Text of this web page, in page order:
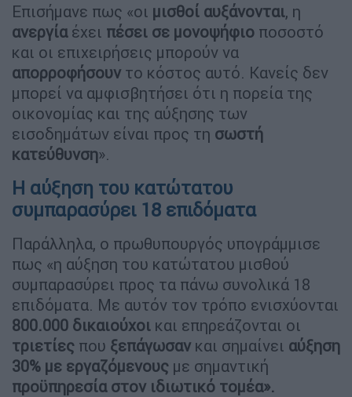
Επισήμανε πως «οι μισθοί αυξάνονται, η
ανεργίαέχει πέσει σε μονοψήφιο ποσοστό
και οι επιχειρήσεις μπορούν να
απορροφήσουν το κόστος αυτό. Κανείς δεν
μπορεί να αμφισβητήσει ότι η πορεία της
οικονομίας και της αύξησης των
εισοδημάτων είναι προς τη σωστή
κατεύθυνση».
Η αύξηση του κατώτατου
συμπαρασύρει 18 επιδόματα
Παράλληλα, ο πρωθυπουργός υπογράμμισε
πως «η αύξηση του κατώτατου μισθού
συμπαρασύρει προς τα πάνω συνολικά 18
επιδόματα. Με αυτόν τον τρόπο ενισχύονται
800.000 δικαιούχοι και επηρεάζονται οι
τριετίες που ξεπάγωσαν και σημαίνει αύξηση
30% με εργαζόμενους με σημαντική
προϋπηρεσία στον ιδιωτικό τομέα».